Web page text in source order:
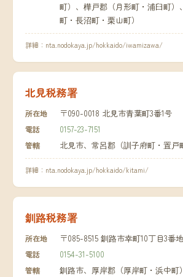
町）、樺戸郡（月形町・浦臼町）
町・長沼町・栗山町）
詳細： nta.nodokaya.jp/hokkaido/iwamizawa/
北見税務署
所在地 〒090-0018 北見市青葉町3番1号
電話 0157-23-7151
管轄 北見市、常呂郡（訓子府町・置戸
詳細： nta.nodokaya.jp/hokkaido/kitami/
釧路税務署
所在地 〒085-8515 釧路市幸町10丁目3番
電話 0154-31-5100
管轄
釧路市、厚岸郡（厚岸町・浜中町